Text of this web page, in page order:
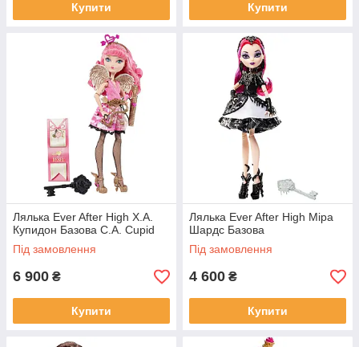
Купити Купити
Лялька Ever After High Х.А.
Купидон Базова C.A. Cupid
Під замовлення
6 900 ₴
Купити
Лялька Ever After High Міра
Шардс Базова
Під замовлення
4 600 ₴
Купити